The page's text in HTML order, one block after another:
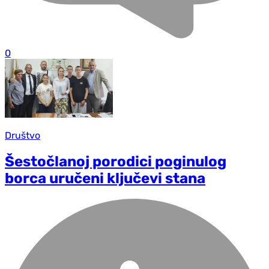
0
Društvo
Šestočlanoj porodici poginulog
borca uručeni ključevi stana